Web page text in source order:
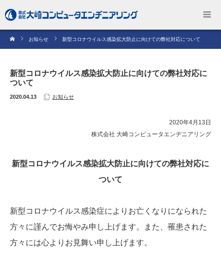
お知らせ 新型コロナウイルス感染拡大防止に向けての弊社対応について
新型コロナウイルス感染拡大防止に向けての弊社対応に
ついて
2020.04.13 お知らせ
2020年4月13日
株式会社 大崎コンピュータエンヂニアリング
新型コロナウイルス感染拡大防止に向けての弊社対応に
ついて
新型コロナウイルス感染症によりお亡くなりになられた
方々に謹んでお悔やみ申し上げます。また、罹患された
方々には心よりお見舞い申し上げます。